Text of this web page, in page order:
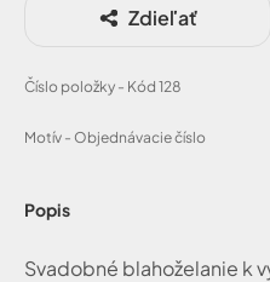
Popis
Svadobné blahoželanie k
Zdieľať
Číslo položky - Kód 128
Motív - Objednávacie číslo